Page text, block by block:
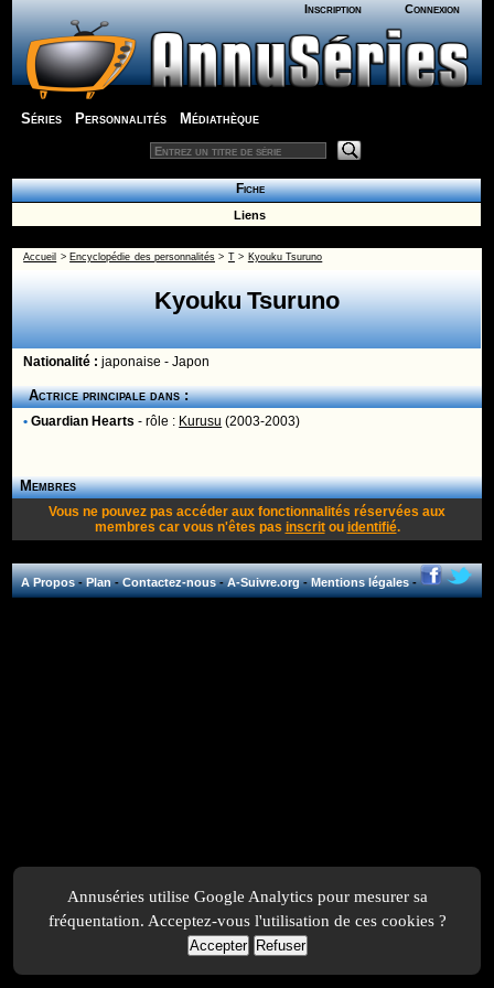
Inscription Connexion
Séries Personnalités Médiathèque
Fiche
Liens
Accueil > Encyclopédie des personnalités > T> Kyouku Tsuruno
Kyouku Tsuruno
Nationalité :japonaise - Japon
Actrice principale dans :
• Guardian Hearts - rôle : Kurusu (2003-2003)
Membres
Vous ne pouvez pas accéder aux fonctionnalités réservées aux
membres car vous n'êtes pas inscritou identifié.
A Propos-Plan-Contactez-nous-A-Suivre.org-Mentions légales-
Annuséries utilise Google Analytics pour mesurer sa
fréquentation. Acceptez-vous l'utilisation de ces cookies ?
Accepter Refuser